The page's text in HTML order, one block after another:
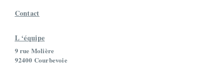
Contact
L ‘équipe
9 rue Molière
92400 Courbevoie